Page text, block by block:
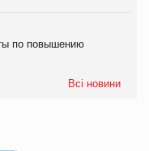
по повышению
Всі новини